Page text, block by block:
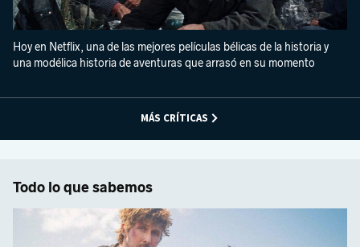
Hoy en Netflix, una de las mejores películas bélicas de la historia y
una modélica historia de aventuras que arrasó en su momento
MÁS CRÍTICAS
Todo lo que sabemos